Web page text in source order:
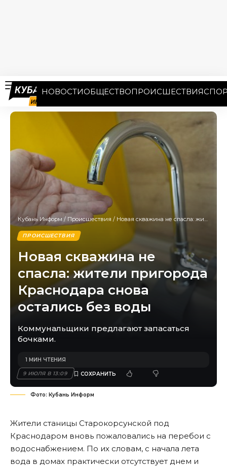
НОВОСТИОБЩЕСТВОПРОИСШЕСТВИЯ
Кубань Информ / Происшествия / Новая скважина не спасла: жители пригорода Краснодара снова остались без воды
ПРОИСШЕСТВИЯ
Новая скважина не
спасла: жители пригорода
Краснодара снова
остались без воды
Коммунальщики предлагают запасаться
бочками.
9 ИЮЛЯ В 13:09
1 МИН ЧТЕНИЯ
Фото: Кубань Информ
Жители станицы Старокорсунской под
Краснодаром вновь пожаловались на перебои с
водоснабжением. По их словам, с начала лета
вода в домах практически отсутствует днем и